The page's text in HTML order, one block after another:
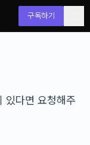
구독하기
있다면 요청해주